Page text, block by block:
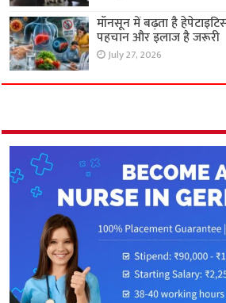
मॉनसून में बढ़ता है
पहचान और इलाज है जरूरी
July 27, 2026